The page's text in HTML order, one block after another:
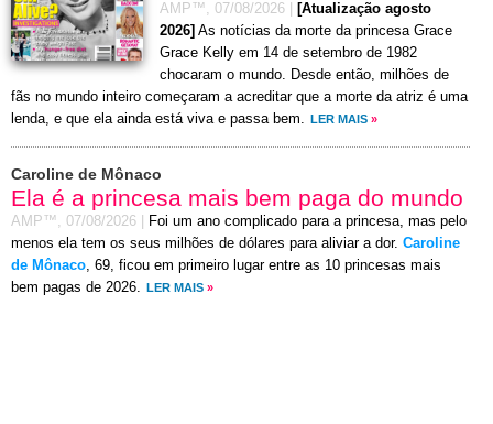
AMP™, 07/08/2026
[Atualização agosto
2026] As notícias da morte da princesa Grace
Grace Kelly em 14 de setembro de 1982
chocaram o mundo. Desde então, milhões de
fãs no mundo inteiro começaram a acreditar que a morte da atriz é uma
lenda, e que ela ainda está viva e passa bem.
LER MAIS »
Caroline de Mônaco
Ela é a princesa mais bem paga do mundo
AMP™, 07/08/2026
Foi um ano complicado para a princesa, mas pelo
menos ela tem os seus milhões de dólares para aliviar a dor. Caroline
de Mônaco, 69, ficou em primeiro lugar entre as 10 princesas mais
bem pagas de 2026.
LER MAIS »